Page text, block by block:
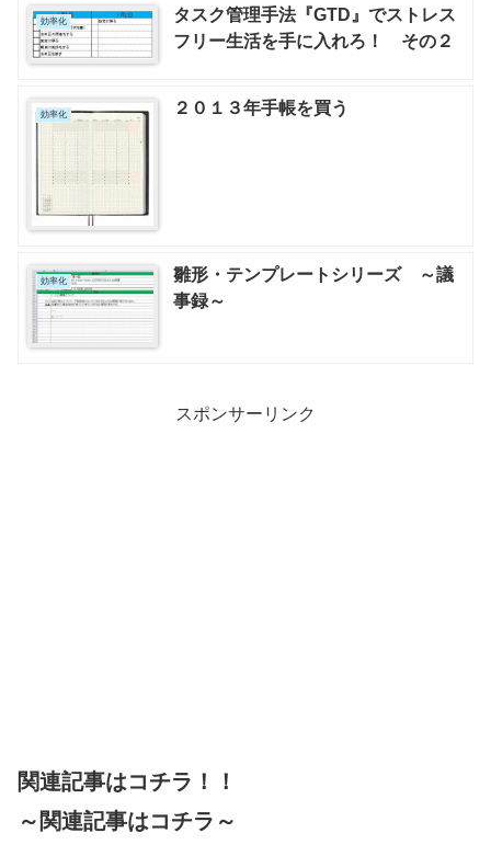
効率化
タスク管理手法『GTD』でストレス
フリー生活を手に入れろ！ その２
効率化 ２０１３年手帳を買う
効率化
雛形・テンプレートシリーズ ～議
事録～
スポンサーリンク
関連記事はコチラ！！
～関連記事はコチラ～